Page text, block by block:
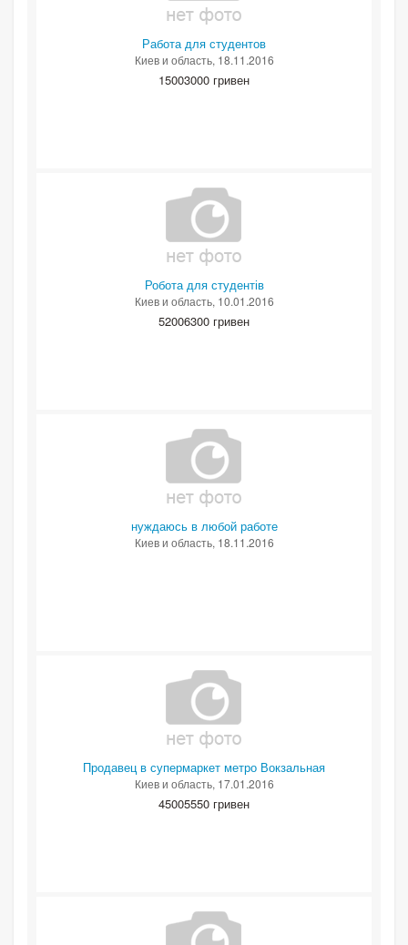
Работа для студентов
Киев и область, 18.11.2016
15003000 гривен
Робота для студентів
Киев и область, 10.01.2016
52006300 гривен
нуждаюсь в любой работе
Киев и область, 18.11.2016
Продавец в супермаркет метро Вокзальная
Киев и область, 17.01.2016
45005550 гривен